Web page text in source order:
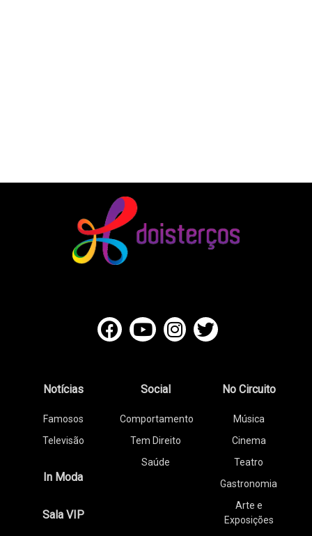
Notícias
Famosos
Televisão
In Moda
Sala VIP
Social
Comportamento
Tem Direito
Saúde
No Circuito
Música
Cinema
Teatro
Gastronomia
Arte e
Exposições